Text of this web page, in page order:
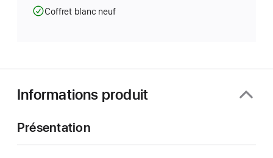
Coffret blanc neuf
Informations produit
Présentation